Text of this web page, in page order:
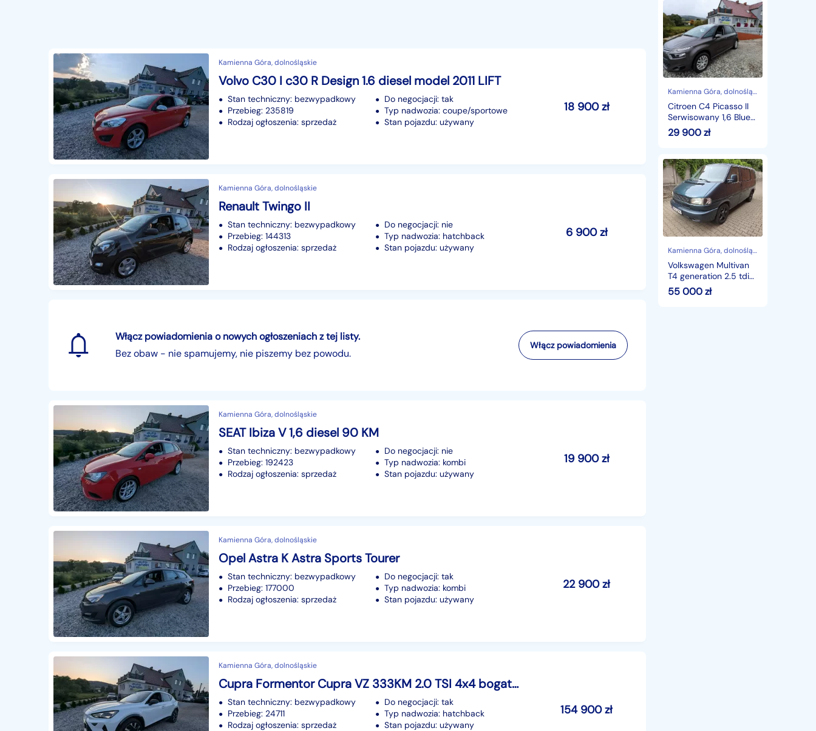
Kamienna Góra, dolnośląskie
Volvo C30 I c30 R Design 1.6 diesel model 2011 LIFT
Stan techniczny: bezwypadkowy
Przebieg: 235819
Rodzaj ogłoszenia: sprzedaż
Do negocjacji: tak
Typ nadwozia: coupe/sportowe
Stan pojazdu: używany
18 900zł
Kamienna Góra, dolnośląskie
Renault Twingo II
Stan techniczny: bezwypadkowy
Przebieg: 144313
Rodzaj ogłoszenia: sprzedaż
Do negocjacji: nie
Typ nadwozia: hatchback
Stan pojazdu: używany
6 900zł
Włącz powiadomienia o nowych ogłoszeniach z tej listy.
Bez obaw - nie spamujemy, nie piszemy bez powodu.
Włącz powiadomienia
Kamienna Góra, dolnośląskie
SEAT Ibiza V 1,6 diesel 90 KM
Stan techniczny: bezwypadkowy
Przebieg: 192423
Rodzaj ogłoszenia: sprzedaż
Do negocjacji: nie
Typ nadwozia: kombi
Stan pojazdu: używany
19 900zł
Kamienna Góra, dolnośląskie
Opel Astra K Astra Sports Tourer
Stan techniczny: bezwypadkowy
Przebieg: 177000
Rodzaj ogłoszenia: sprzedaż
Do negocjacji: tak
Typ nadwozia: kombi
Stan pojazdu: używany
22 900zł
Kamienna Góra, dolnośląskie
Cupra Formentor Cupra VZ 333KM 2.0 TSI 4x4 bogata opcja jak nowa
Stan techniczny: bezwypadkowy
Przebieg: 24711
Rodzaj ogłoszenia: sprzedaż
Do negocjacji: tak
Typ nadwozia: hatchback
Stan pojazdu: używany
154 900zł
Citroen
C4
Picasso
II
Serwisowany
1,6
Blue
HDI
Kamienna Góra, dolnośląskie
Citroen C4 Picasso II
Serwisowany 1,6 Blue
HDI
29 900zł
Volkswagen
Multivan
T4
generation
2.5
tdi
klimatronik
Navi
komputer
tempomat
Kamienna Góra, dolnośląskie
Volkswagen Multivan
T4 generation 2.5 tdi
klimatronik Navi
komputer tempomat
55 000zł